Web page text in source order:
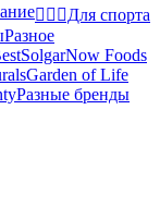
🤸🏻‍♀️Для спорта
Разное
SolgarNow Foods
Garden of Life
Разные бренды